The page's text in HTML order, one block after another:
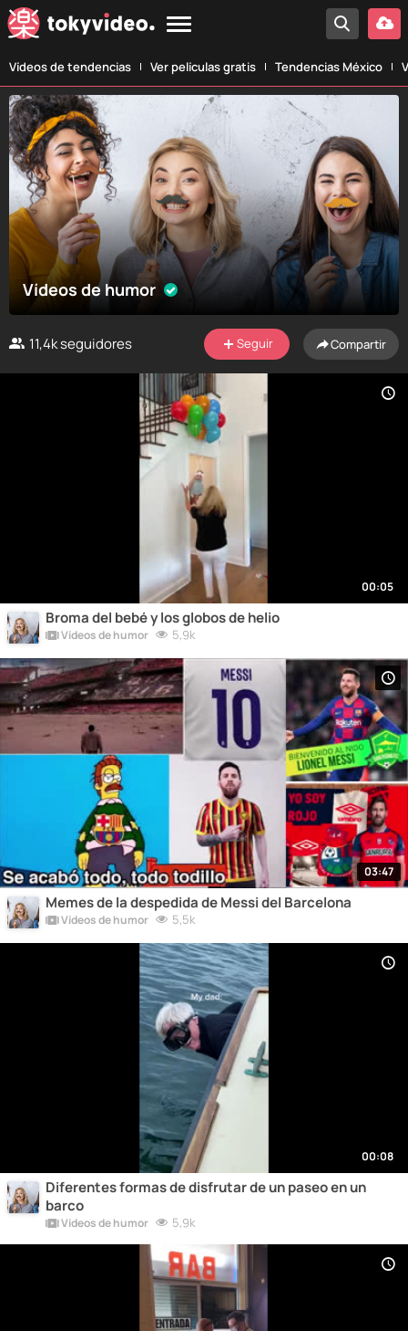
Vídeos de tendencias Ver películas gratis Tendencias México
Vídeos de humor
11,4kseguidores Seguir Compartir
00:05
Broma del bebé y los globos de helio
Vídeos de humor 5,9k
03:47
Memes de la despedida de Messi del Barcelona
Vídeos de humor 5,5k
00:08
Diferentes formas de disfrutar de un paseo en un
barco
Vídeos de humor 5,9k